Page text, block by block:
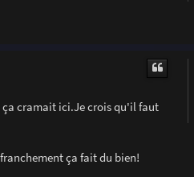
ça cramait ici.Je crois qu'il faut
ça fait du bien!